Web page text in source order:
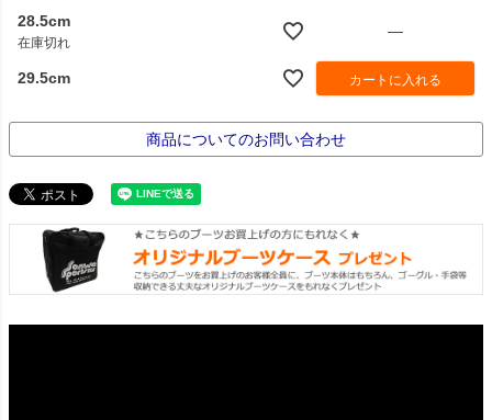
28.5cm
在庫切れ
—
29.5cm カートに入れる
商品についてのお問い合わせ